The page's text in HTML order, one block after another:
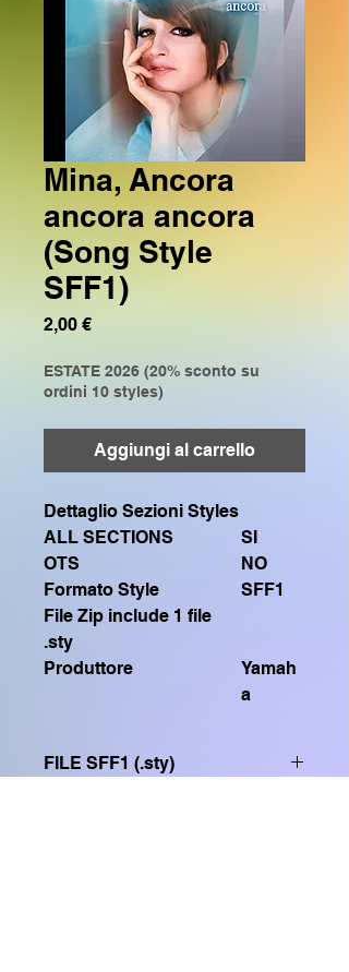
Mina, Ancora
ancora ancora
(Song Style
SFF1)
2,00 €Prezzo
ESTATE 2026 (20% sconto su
ordini 10 styles)
Aggiungi al carrello
Dettaglio Sezioni Styles
ALL SECTIONS
SI
OTS
NO
Formato Style
SFF1
File Zip include 1 file
.sty
Produttore
Yamah
a
FILE SFF1 (.sty)